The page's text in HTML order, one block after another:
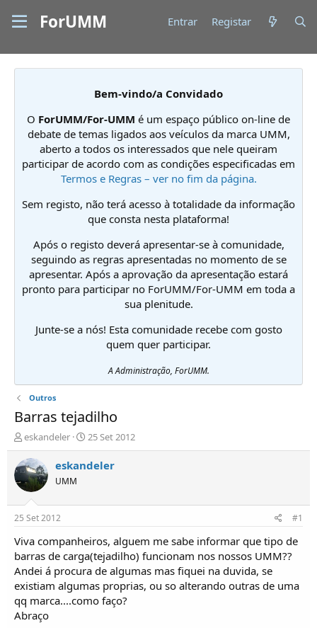
ForUMM Entrar Registar
Bem-vindo/a Convidado
O ForUMM/For-UMM é um espaço público on-line de
debate de temas ligados aos veículos da marca UMM,
aberto a todos os interessados que nele queiram
participar de acordo com as condições especificadas em
Termos e Regras – ver no fim da página.
Sem registo, não terá acesso à totalidade da informação
que consta nesta plataforma!
Após o registo deverá apresentar-se à comunidade,
seguindo as regras apresentadas no momento de se
apresentar. Após a aprovação da apresentação estará
pronto para participar no ForUMM/For-UMM em toda a
sua plenitude.
Junte-se a nós! Esta comunidade recebe com gosto
quem quer participar.
A Administração, ForUMM.
Outros
Barras tejadilho
I
n
i
c
i
d
o
r
e
T
ó
p
i
eskandeler
D
a
t
í
c
i
o
25 Set 2012
eskandeler
UMM
25 Set 2012 #1
Viva companheiros, alguem me sabe informar que tipo de
barras de carga(tejadilho) funcionam nos nossos UMM??
Andei á procura de algumas mas fiquei na duvida, se
existiam algumas proprias, ou so alterando outras de uma
qq marca....como faço?
Abraço